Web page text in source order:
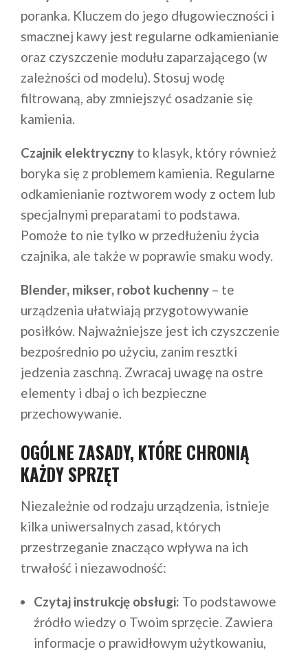
poranka. Kluczem do jego długowieczności i
smacznej kawy jest regularne odkamienianie
oraz czyszczenie modułu zaparzającego (w
zależności od modelu). Stosuj wodę
filtrowaną, aby zmniejszyć osadzanie się
kamienia.
Czajnik elektryczny to klasyk, który również
boryka się z problemem kamienia. Regularne
odkamienianie roztworem wody z octem lub
specjalnymi preparatami to podstawa.
Pomoże to nie tylko w przedłużeniu życia
czajnika, ale także w poprawie smaku wody.
Blender, mikser, robot kuchenny – te
urządzenia ułatwiają przygotowywanie
posiłków. Najważniejsze jest ich czyszczenie
bezpośrednio po użyciu, zanim resztki
jedzenia zaschną. Zwracaj uwagę na ostre
elementy i dbaj o ich bezpieczne
przechowywanie.
OGÓLNE ZASADY, KTÓRE CHRONIĄ
KAŻDY SPRZĘT
Niezależnie od rodzaju urządzenia, istnieje
kilka uniwersalnych zasad, których
przestrzeganie znacząco wpływa na ich
trwałość i niezawodność:
Czytaj instrukcję obsługi: To podstawowe
źródło wiedzy o Twoim sprzęcie. Zawiera
informacje o prawidłowym użytkowaniu,